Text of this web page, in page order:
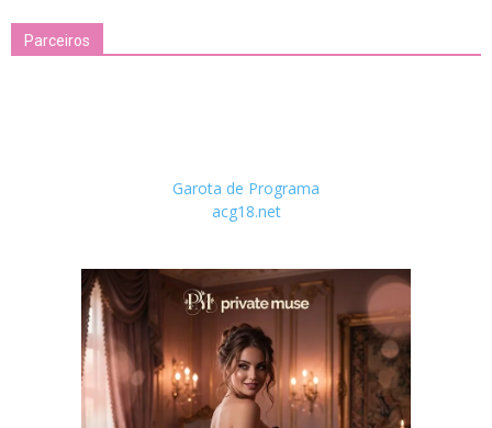
Parceiros
Garota de Programa
acg18.net